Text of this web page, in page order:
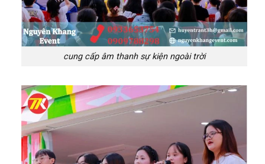
cung cấp âm thanh sự kiện ngoài trời